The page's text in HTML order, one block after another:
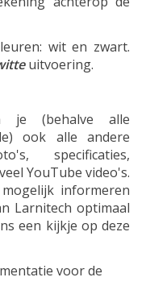
wit en zwart.
uitvoering.
je (behalve alle
ook alle andere
specificaties,
YouTube video's.
informeren
Larnitech optimaal
een kijkje op deze
voor de